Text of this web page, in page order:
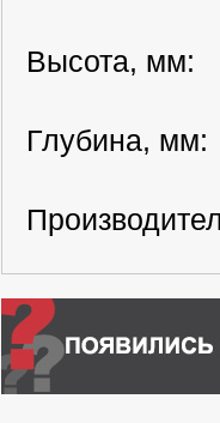
Высота, мм:
Глубина,